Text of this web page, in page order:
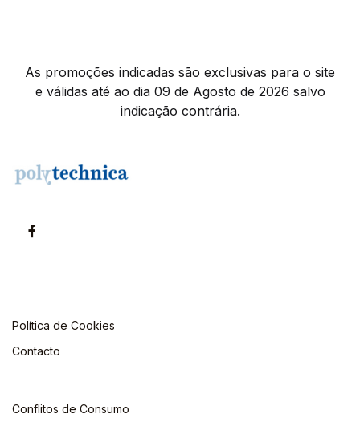
As promoções indicadas são exclusivas para o site
e válidas até ao dia 09 de Agosto de 2026 salvo
indicação contrária.
Política de Cookies
Contacto
Conflitos de Consumo